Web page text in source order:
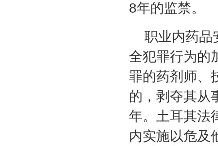
8年的监禁。
职业内药品
全犯罪行为的
罪的药剂师、
的，剥夺其从
年。土耳其法
内实施以危及